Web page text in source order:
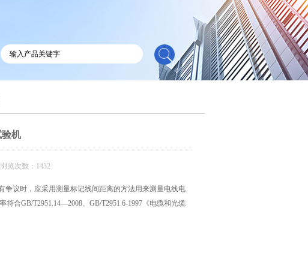
机
览次数：1432
争议时，应采用测量标记线间距离的方法用来测量电线电
合GB/T2951.14—2008、GB/T2951.6-1997《电缆和光缆